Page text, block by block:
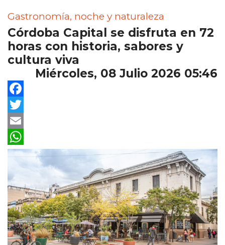
Gastronomía, noche y naturaleza
Córdoba Capital se disfruta en 72
horas con historia, sabores y
cultura viva
Miércoles, 08 Julio 2026 05:46
Facebook
Twitter
Email
WhatsApp